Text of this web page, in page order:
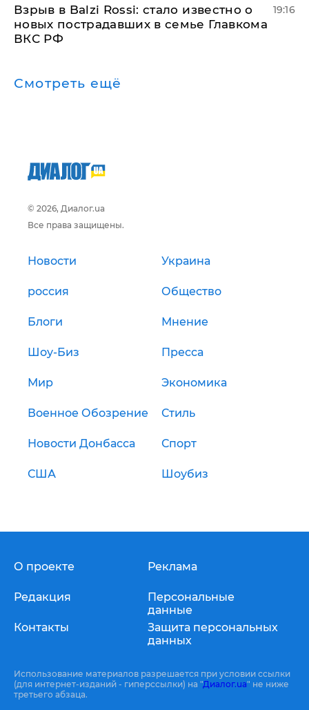
Взрыв в Balzi Rossi: стало известно о
новых пострадавших в семье Главкома
ВКС РФ
19:16
Смотреть ещё
© 2026, Диалог.ua
Все права защищены.
Новости Украина
россия Общество
Блоги Мнение
Шоу-Биз Пресса
Мир Экономика
Военное Обозрение Стиль
Новости Донбасса Спорт
США Шоубиз
О проекте
Редакция
Контакты
Реклама
Персональные
данные
Защита персональных
данных
Использование материалов разрешается при условии ссылки
(для интернет-изданий - гиперссылки) на "Диалог.ua" не ниже
третьего абзаца.